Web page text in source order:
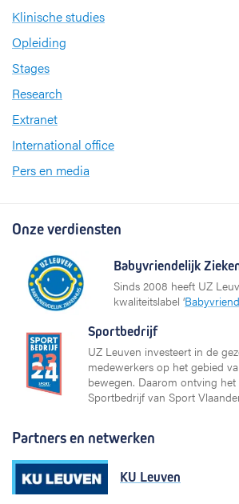
Klinische studies
Opleiding
Stages
Research
Extranet
International office
Pers en media
Onze verdiensten
Babyvriendelijk
Sinds 2008 heeft UZ
kwaliteitslabel ‘
Sportbedrijf
UZ Leuven investeert in de
medewerkers op het gebied
bewegen. Daarom ontving het
Sportbedrijf van Sport
Partners en netwerken
KU Leuven